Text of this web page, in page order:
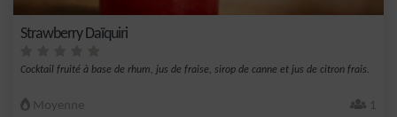
Strawberry Daïquiri
Cocktail fruité à base de rhum, jus de fraise, sirop de canne et jus de citron frais.
Moyenne 1